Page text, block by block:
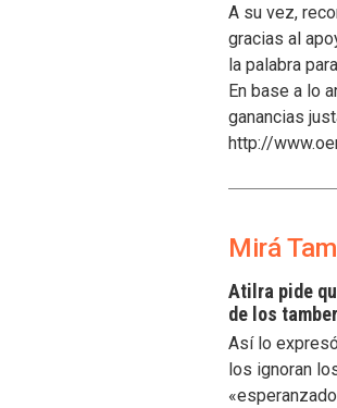
A su vez,
gracias al
la palabra
En base a lo
ganancias
http://
Mirá
Atilra pide
de los
Así lo
los ignoran